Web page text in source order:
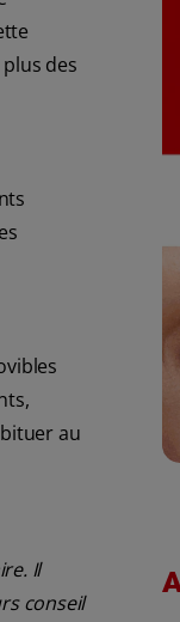
des
au
Il
conseil